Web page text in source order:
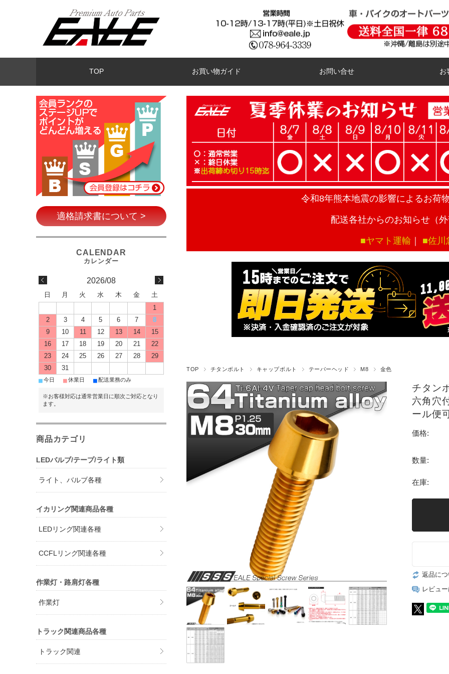
TOP お買い物ガイド お問い合せ お
令和8年熊本地震の影響によるお荷
配送各社からのお知らせ（
■ヤマト運輸 ■佐川
TOP チタンボルト キャップボルト テーパーヘッド M8 金色
チタン
六角穴
ール便
価格:
数量:
在庫:
返品に
レビュ
適格請求書について >
2026/08
日 月 火 水 木 金
土
1
2
3 4 5 6 7
8
9
10 11 12 13 14
15
16
17 18 19 20 21
22
23
24 25 26 27 28
29
30
31
■今日 ■休業日 ■配送業務のみ
※お客様対応は通常営業日に順次ご対応となり
ます。
商品カテゴリ
LEDバルブ/テープ/ライト類
ライト、バルブ各種
イカリング関連商品各種
LEDリング関連各種
CCFLリング関連各種
作業灯・路肩灯各種
作業灯
トラック関連商品各種
トラック関連